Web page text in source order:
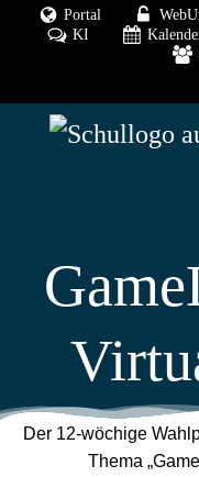
Portal
KI
Der 12-wöchige
Thema